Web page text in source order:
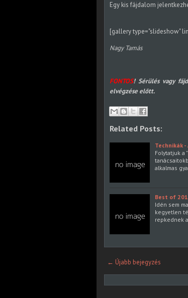
Egy kis fájdalom
[gallery type="slideshow"
Nagy Tamás
FONTOS! Sérülés vagy
elvégzése előtt.
Related Posts:
Technikák
Folytatjuk a
alkalmas
Best of
Idén sem
kegyetlen
repkednek
← Újabb bejegyzés